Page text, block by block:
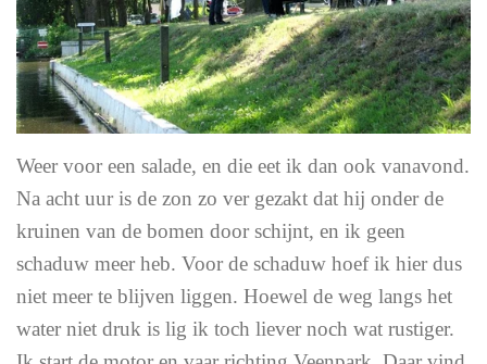
Weer voor een salade, en die eet ik dan ook vanavond.
Na acht uur is de zon zo ver gezakt dat hij onder de
kruinen van de bomen door schijnt, en ik geen
schaduw meer heb. Voor de schaduw hoef ik hier dus
niet meer te blijven liggen. Hoewel de weg langs het
water niet druk is lig ik toch liever noch wat rustiger.